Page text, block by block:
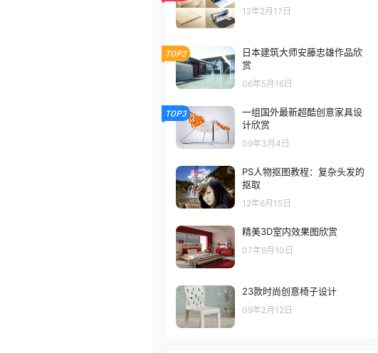
12年2月17日
TOP2
日本建筑大师安藤忠雄作品欣
赏
06年5月16日
TOP3
一组国外最新超酷创意家具设
计欣赏
09年3月4日
PS人物抠图教程：复杂头发的
抠取
12年6月15日
精美3D室内效果图欣赏
07年9月10日
23款时尚创意椅子设计
09年2月12日